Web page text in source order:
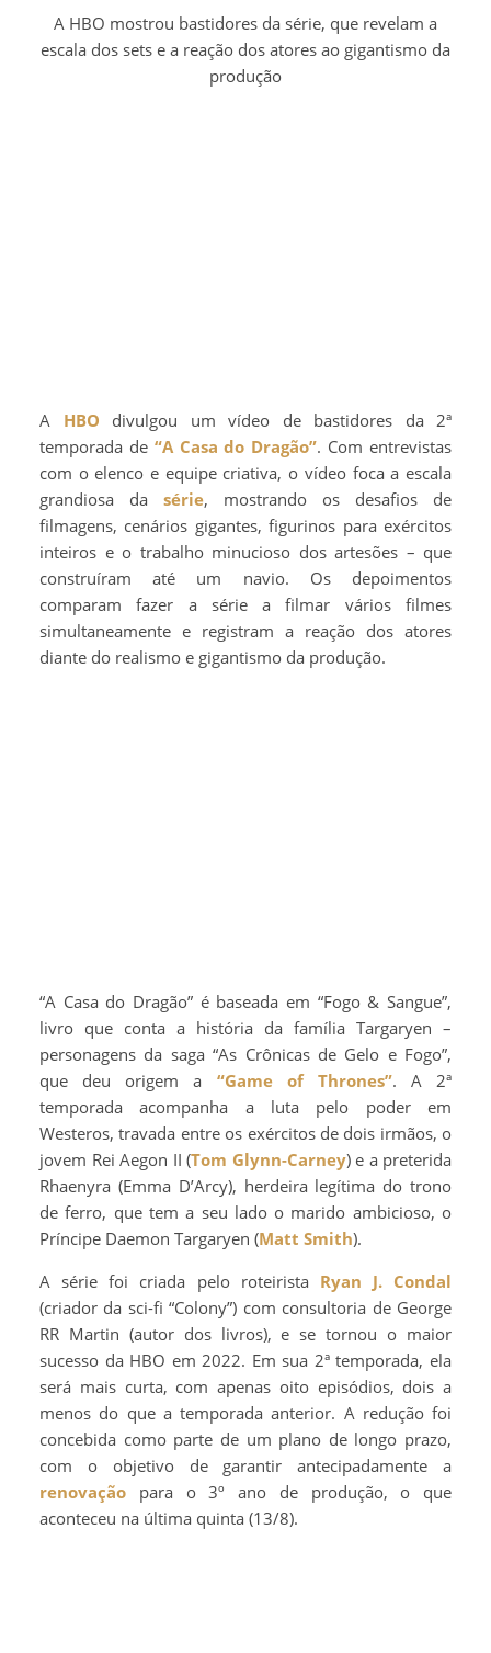
A HBO mostrou bastidores da série, que revelam a
escala dos sets e a reação dos atores ao gigantismo da
produção
HBO divulgou um vídeo de bastidores da 2ª
temporada de “A Casa do Dragão”. Com entrevistas
com o elenco e equipe criativa, o vídeo foca a escala
grandiosa da série, mostrando os desafios de
filmagens, cenários gigantes, figurinos para exércitos
inteiros e o trabalho minucioso dos artesões – que
construíram até um navio. Os depoimentos
comparam fazer a série a filmar vários filmes
simultaneamente e registram a reação dos atores
diante do realismo e gigantismo da produção.
“A Casa do Dragão” é baseada em “Fogo & Sangue”,
livro que conta a história da família Targaryen –
personagens da saga “As Crônicas de Gelo e Fogo”,
que deu origem a “Game of Thrones”. A 2ª
temporada acompanha a luta pelo poder em
Westeros, travada entre os exércitos de dois irmãos, o
jovem Rei Aegon II (Tom Glynn-Carney) e a preterida
Rhaenyra (Emma D’Arcy), herdeira legítima do trono
de ferro, que tem a seu lado o marido ambicioso, o
Príncipe Daemon Targaryen (Matt Smith).
A série foi criada pelo roteirista Ryan J. Condal
(criador da sci-fi “Colony”) com consultoria de George
RR Martin (autor dos livros), e se tornou o maior
sucesso da HBO em 2022. Em sua 2ª temporada, ela
será mais curta, com apenas oito episódios, dois a
menos do que a temporada anterior. A redução foi
concebida como parte de um plano de longo prazo,
com o objetivo de garantir antecipadamente a
renovação para o 3º ano de produção, o que
aconteceu na última quinta (13/8).